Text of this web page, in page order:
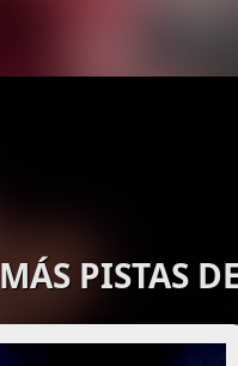
MÁS PISTAS